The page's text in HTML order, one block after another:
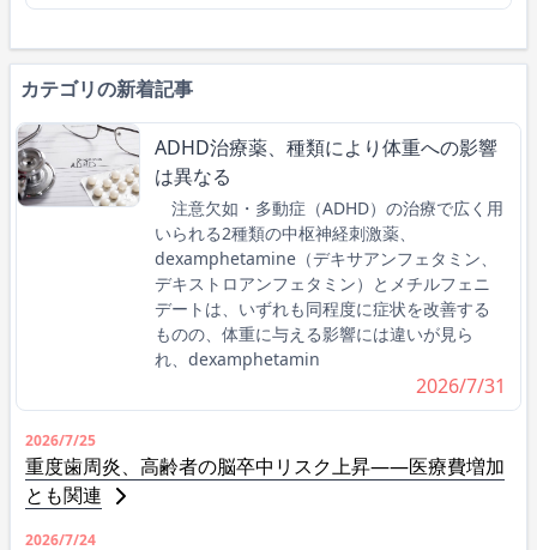
カテゴリの新着記事
ADHD治療薬、種類により体重への影響
は異なる
注意欠如・多動症（ADHD）の治療で広く用
いられる2種類の中枢神経刺激薬、
dexamphetamine（デキサアンフェタミン、
デキストロアンフェタミン）とメチルフェニ
デートは、いずれも同程度に症状を改善する
ものの、体重に与える影響には違いが見ら
れ、dexamphetamin
2026/7/31
2026/7/25
重度歯周炎、高齢者の脳卒中リスク上昇――医療費増加
とも関連
2026/7/24